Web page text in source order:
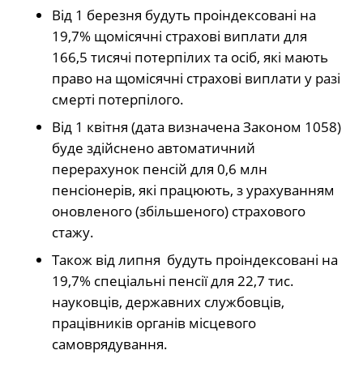
Від 1 березня будуть проіндексовані на
19,7% щомісячні страхові виплати для
166,5 тисячі потерпілих та осіб, які мають
право на щомісячні страхові виплати у разі
смерті потерпілого.
Від 1 квітня (дата визначена Законом 1058)
буде здійснено автоматичний
перерахунок пенсій для 0,6 млн
пенсіонерів, які працюють, з урахуванням
оновленого (збільшеного) страхового
стажу.
Також від липня будуть проіндексовані на
19,7% спеціальні пенсії для 22,7 тис.
науковців, державних службовців,
працівників органів місцевого
самоврядування.